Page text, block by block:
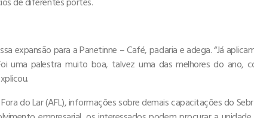
expansão para a Panetinne – Café, padaria e adega. “Já
uma palestra muito boa, talvez uma das melhores do ano,
do Lar (AFL), informações sobre demais capacitações do